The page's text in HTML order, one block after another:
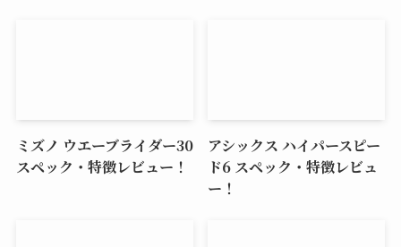
ミズノ ウエーブライダー30
スペック・特徴レビュー！
アシックス ハイパースピー
ド6 スペック・特徴レビュ
ー！